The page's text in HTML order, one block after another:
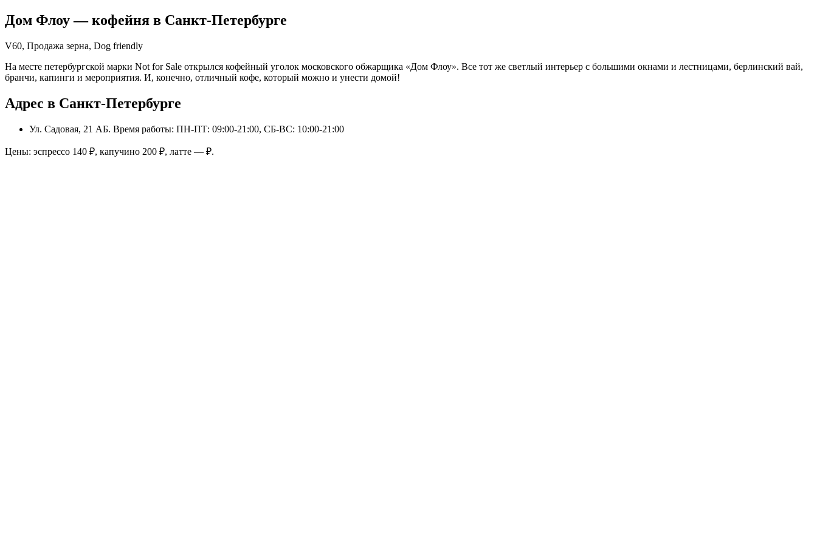
Дом Флоу— кофейня в Санкт-Петербурге
V60, Продажа зерна, Dog friendly
На месте петербургской марки Not for Sale открылся кофейный уголок московского обжарщика «Дом Флоу». Все тот же светлый интерьер с большими окнами и лестницами, берлинский вай,
бранчи, капинги и мероприятия. И, конечно, отличный кофе, который можно и унести домой!
Адрес в Санкт-Петербурге
Ул. Садовая, 21 АБ. Время работы: ПН-ПТ: 09:00-21:00, СБ-ВС: 10:00-21:00
Цены: эспрессо 140 ₽, капучино 200 ₽, латте — ₽.